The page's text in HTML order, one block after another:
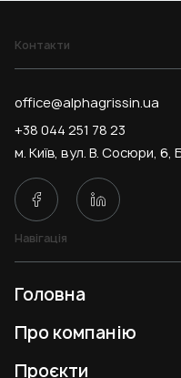
Контакти
office@alphagrissin.ua
+38 044 251 78 23
м. Київ, вул. В. Сосюри, 6,
Навігація
Головна
Про компанію
Проєкти